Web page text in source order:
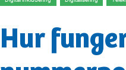
Hur